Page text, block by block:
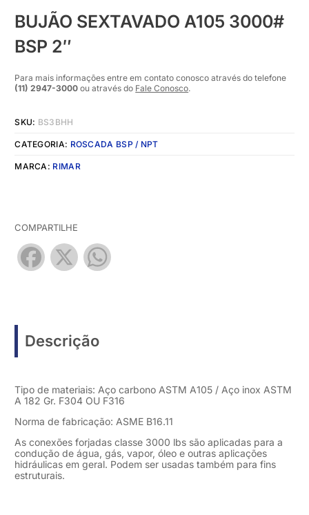
BUJÃO SEXTAVADO A105 3000#
BSP 2″
Para mais informações entre em contato conosco através do telefone
(11) 2947-3000 ou através do Fale Conosco.
SKU: BS3BHH
CATEGORIA: ROSCADA BSP / NPT
MARCA: RIMAR
COMPARTILHE
Facebook
X
Descrição
Tipo de materiais: Aço carbono ASTM A105 / Aço inox ASTM
A 182 Gr. F304 OU F316
Norma de fabricação: ASME B16.11
As conexões forjadas classe 3000 lbs são aplicadas para a
condução de água, gás, vapor, óleo e outras aplicações
hidráulicas em geral. Podem ser usadas também para fins
estruturais.